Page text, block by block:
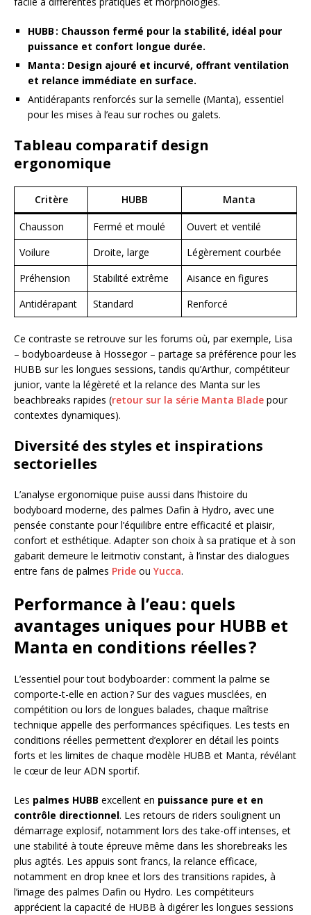
HUBB : Chausson fermé pour la stabilité, idéal pour
puissance et confort longue durée.
Manta : Design ajouré et incurvé, offrant ventilation
et relance immédiate en surface.
Antidérapants renforcés sur la semelle (Manta), essentiel
pour les mises à l’eau sur roches ou galets.
Tableau comparatif design
ergonomique
Critère HUBB Manta
Chausson Fermé et moulé
Ouvert et ventilé
Voilure
Droite, large
Légèrement courbée
Préhension
Stabilité extrême
Aisance en figures
Antidérapant
Standard Renforcé
Ce contraste se retrouve sur les forums où, par exemple, Lisa
– bodyboardeuse à Hossegor – partage sa préférence pour les
HUBB sur les longues sessions, tandis qu’Arthur, compétiteur
junior, vante la légèreté et la relance des Manta sur les
beachbreaks rapides (retour sur la série Manta Blade pour
contextes dynamiques).
Diversité des styles et inspirations
sectorielles
L’analyse ergonomique puise aussi dans l’histoire du
bodyboard moderne, des palmes Dafin à Hydro, avec une
pensée constante pour l’équilibre entre efficacité et plaisir,
confort et esthétique. Adapter son choix à sa pratique et à son
gabarit demeure le leitmotiv constant, à l’instar des dialogues
entre fans de palmes Pride ou Yucca.
Performance à l’eau : quels
avantages uniques pour HUBB et
Manta en conditions réelles ?
L’essentiel pour tout bodyboarder : comment la palme se
comporte-t-elle en action ? Sur des vagues musclées, en
compétition ou lors de longues balades, chaque maîtrise
technique appelle des performances spécifiques. Les tests en
conditions réelles permettent d’explorer en détail les points
forts et les limites de chaque modèle HUBB et Manta, révélant
le cœur de leur ADN sportif.
Les palmes HUBB excellent en puissance pure et en
contrôle directionnel. Les retours de riders soulignent un
démarrage explosif, notamment lors des take-off intenses, et
une stabilité à toute épreuve même dans les shorebreaks les
plus agités. Les appuis sont francs, la relance efficace,
notamment en drop knee et lors des transitions rapides, à
l’image des palmes Dafin ou Hydro. Les compétiteurs
apprécient la capacité de HUBB à digérer les longues sessions